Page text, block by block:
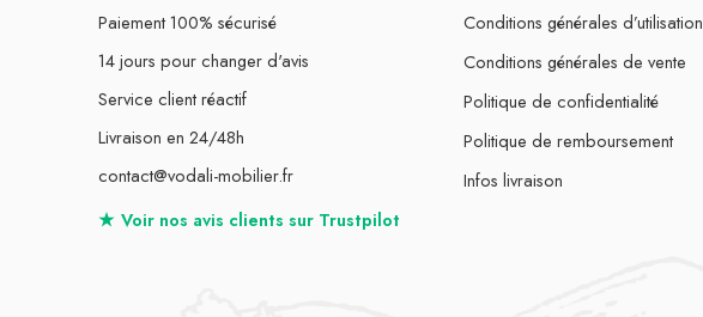
Paiement 100% sécurisé
14 jours pour changer d'avis
Service client réactif
Livraison en 24/48h
contact@vodali-mobilier.fr
Conditions générales d’utilisation
Conditions générales de vente
Politique de confidentialité
Politique de remboursement
Infos livraison
★ Voir nos avis clients sur Trustpilot